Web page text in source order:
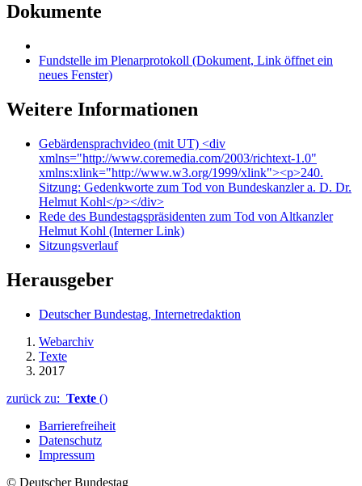
Dokumente
Fundstelle im Plenarprotokoll (Dokument, Link öffnet ein
neues Fenster)
Weitere Informationen
Gebärdensprachvideo (mit UT) <div
xmlns="http://www.coremedia.com/2003/richtext-1.0"
xmlns:xlink="http://www.w3.org/1999/xlink"><p>240.
Sitzung: Gedenkworte zum Tod von Bundeskanzler a. D. Dr.
Helmut Kohl</p></div>
Rede des Bundestagspräsidenten zum Tod von Altkanzler
Helmut Kohl (Interner Link)
Sitzungsverlauf
Herausgeber
Deutscher Bundestag, Internetredaktion
Webarchiv
Texte
2017
zurück zu: Texte ()
Barrierefreiheit
Datenschutz
Impressum
© Deutscher Bundestag